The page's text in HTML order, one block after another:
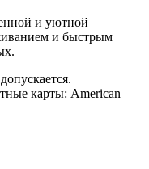
и уютной
и быстрым
карты: American